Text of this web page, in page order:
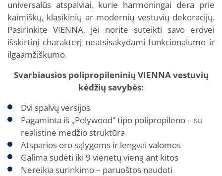
universalūs atspalviai, kurie harmoningai dera prie
kaimiškų, klasikinių ar modernių vestuvių dekoracijų.
Pasirinkite VIENNA, jei norite suteikti savo erdvei
išskirtinį charakterį neatsisakydami funkcionalumo ir
ilgaamžiškumo.
Svarbiausios polipropileninių VIENNA vestuvių
kėdžių savybės:
Dvi spalvų versijos
Pagaminta iš „Polywood“ tipo polipropileno – su
realistine medžio struktūra
Atsparios oro sąlygoms ir lengvai valomos
Galima sudėti iki 9 vienetų vieną ant kitos
Nereikia surinkimo – paruoštos naudoti